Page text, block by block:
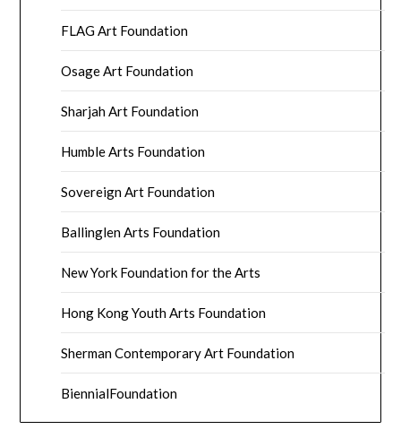
FLAG Art Foundation
Osage Art Foundation
Sharjah Art Foundation
Humble Arts Foundation
Sovereign Art Foundation
Ballinglen Arts Foundation
New York Foundation for the Arts
Hong Kong Youth Arts Foundation
Sherman Contemporary Art Foundation
BiennialFoundation